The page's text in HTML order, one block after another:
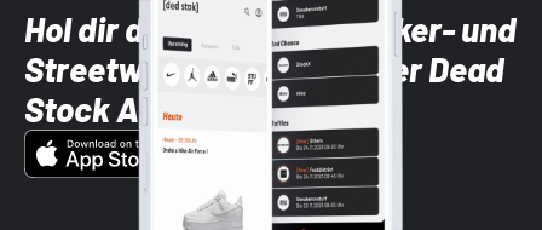
Hol dir die neuesten Sneaker- und
Streetwear-Brands mit der Dead
Stock App